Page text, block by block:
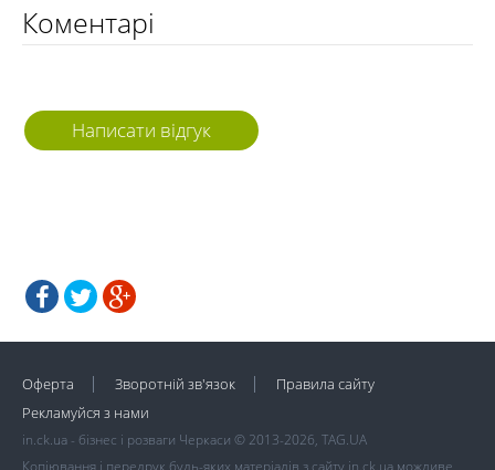
Коментарі
Написати відгук
Оферта Зворотній зв'язок
Правила сайту
Рекламуйся з нами
in.ck.ua - бізнес і розваги Черкаси © 2013-2026, TAG.UA
Копіювання і передрук будь-яких матеріалів з сайту in.ck.ua можливе